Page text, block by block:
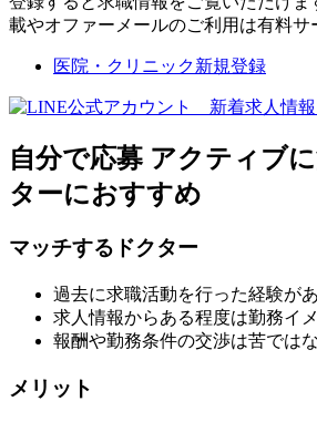
載やオファーメールのご利用は有料サ
医院・クリニック新規登録
自分で応募 アクティブ
ターにおすすめ
マッチするドクター
過去に求職活動を行った経験が
求人情報からある程度は勤務イ
報酬や勤務条件の交渉は苦では
メリット